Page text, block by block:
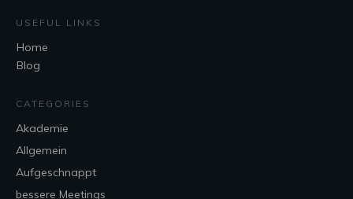
USEFUL LINKS
Home
Blog
CATEGORIES
Akademie
Allgemein
Aufgeschnappt
bessere Meetings